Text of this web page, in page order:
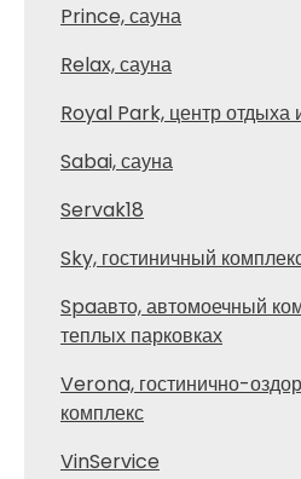
Prince, сауна
Relax, сауна
Royal Park, центр отдыха
Sabai, сауна
Servak18
Sky, гостиничный
Spaавто, автомоечный
теплых парковках
Verona, гостинично-
комплекс
VinService